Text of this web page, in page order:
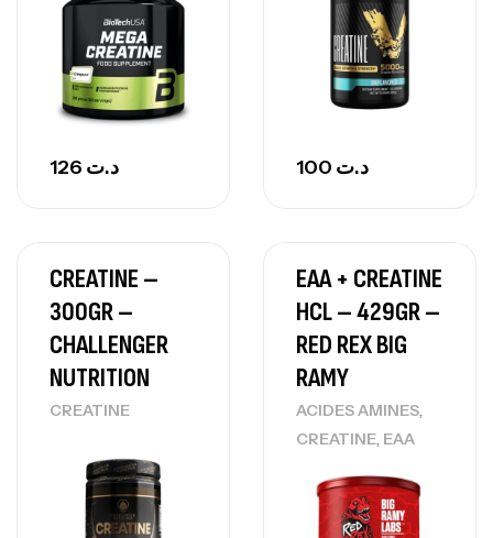
د.ت د.ت
CREATINE –
300GR –
CHALLENGER
NUTRITION
CREATINE
EAA + CREATINE
HCL – 429GR –
RED REX BIG
RAMY
ACIDES AMINES
CREATINE EAA